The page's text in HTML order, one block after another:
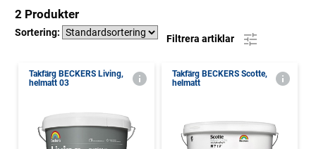
2 Produkter
Sortering:
Filtrera artiklar
Takfärg BECKERS Living,
helmatt 03
Takfärg BECKERS Scotte,
helmatt